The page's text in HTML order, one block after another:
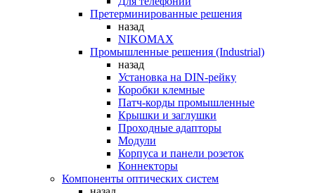
Претерминированные решения
назад
NIKOMAX
Промышленные решения (Industrial)
назад
Установка на DIN-рейку
Коробки клемные
Патч-корды промышленные
Крышки и заглушки
Проходные адапторы
Модули
Корпуса и панели розеток
Коннекторы
Компоненты оптических систем